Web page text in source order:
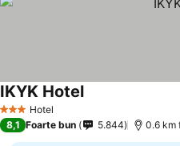
3 SteleHotel
IKYK Hotel
8,1 Foarte bun 5.844 0.6 km